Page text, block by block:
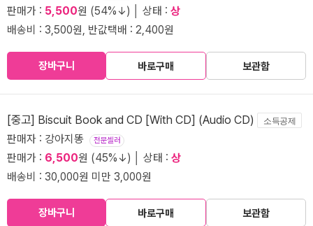
판매가 : 5,500원 (54%↓) │ 상태 : 상
배송비 : 3,500원, 반값택배 : 2,400원
장바구니 바로구매 보관함
[중고] Biscuit Book and CD [With CD] (Audio CD) 소득공제
판매자 : 강아지똥 전문셀러
판매가 : 6,500원 (45%↓) │ 상태 : 상
배송비 : 30,000원 미만 3,000원
장바구니 바로구매 보관함